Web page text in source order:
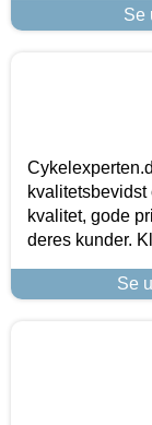
Se
kvalitetsbevidst
kvalitet, gode
deres kunder.
Se